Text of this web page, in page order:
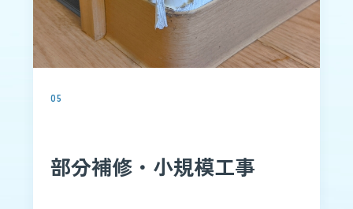
05
部分補修・小規模工事